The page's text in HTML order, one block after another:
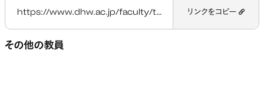
https://www.dhw.ac.jp/faculty/teacher/nakamura-yasukiyo/ リンクをコピー
その他の教員